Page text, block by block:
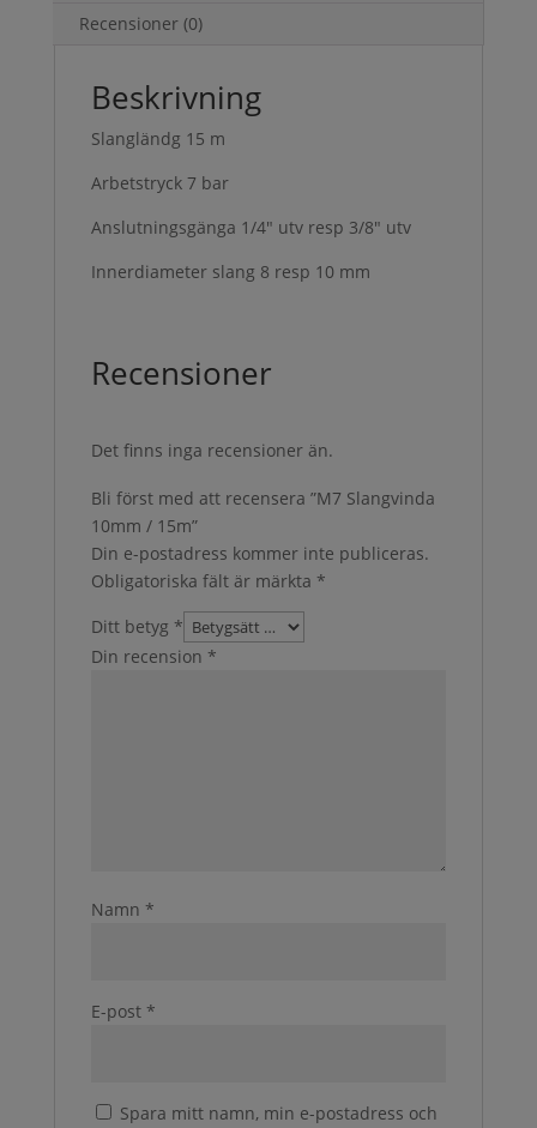
Recensioner (0)
Beskrivning
Slangländg 15 m
Arbetstryck 7 bar
Anslutningsgänga 1/4″ utv resp 3/8″ utv
Innerdiameter slang 8 resp 10 mm
Recensioner
Det finns inga recensioner än.
Bli först med att recensera ”M7 Slangvinda
10mm / 15m”
Din e-postadress kommer inte publiceras.
Obligatoriska fält är märkta *
Ditt betyg *
Din recension *
Namn *
E-post *
Spara mitt namn, min e-postadress och